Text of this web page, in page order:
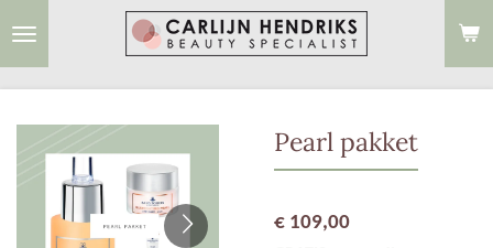
Ga
Pearl pakket
€ 109,00